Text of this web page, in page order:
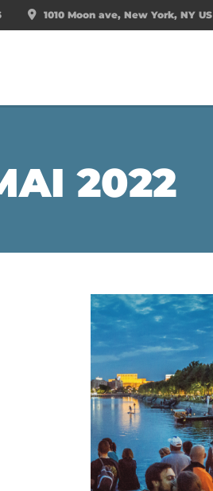
1010 Moon ave, New York, NY US
2022